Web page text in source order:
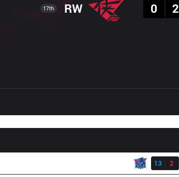
17th RW
0
2
13
2